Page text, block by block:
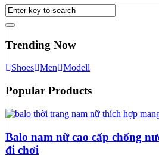
Trending Now
Shoes Men Modell
Popular Products
Balo nam nữ cao cấp chống
đi chơi